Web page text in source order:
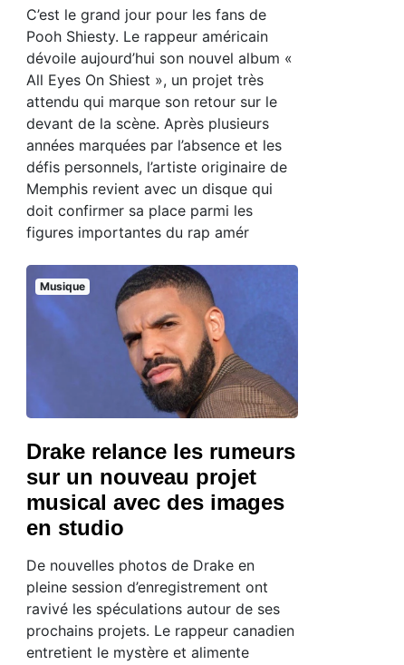
C’est le grand jour pour les fans de
Pooh Shiesty. Le rappeur américain
dévoile aujourd’hui son nouvel album «
All Eyes On Shiest », un projet très
attendu qui marque son retour sur le
devant de la scène. Après plusieurs
années marquées par l’absence et les
défis personnels, l’artiste originaire de
Memphis revient avec un disque qui
doit confirmer sa place parmi les
figures importantes du rap amér
Musique
Drake relance les rumeurs
sur un nouveau projet
musical avec des images
en studio
De nouvelles photos de Drake en
pleine session d’enregistrement ont
ravivé les spéculations autour de ses
prochains projets. Le rappeur canadien
entretient le mystère et alimente